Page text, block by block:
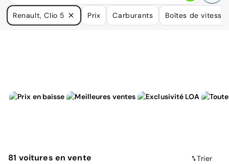
Nous avons de nombreuses voitures qui pourraient répondre
à vos besoins.
Renault, Clio 5 Prix Carburants Boîtes de vitesse
81 voitures en vente Trier